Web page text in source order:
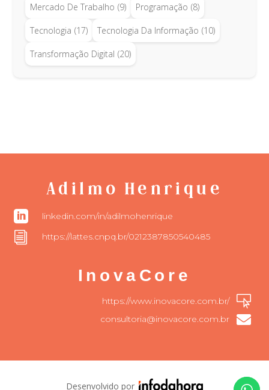
Mercado De Trabalho (9) Programação (8)
Tecnologia (17) Tecnologia Da Informação (10)
Transformação Digital (20)
Adilmo Henrique
 linkedin.com/in/adilmohenrique
i https://lattes.cnpq.br/0212387850540485
InovaCore

https://www.inovacore.com.br/

consultoria@inovacore.com.br
Desenvolvido por